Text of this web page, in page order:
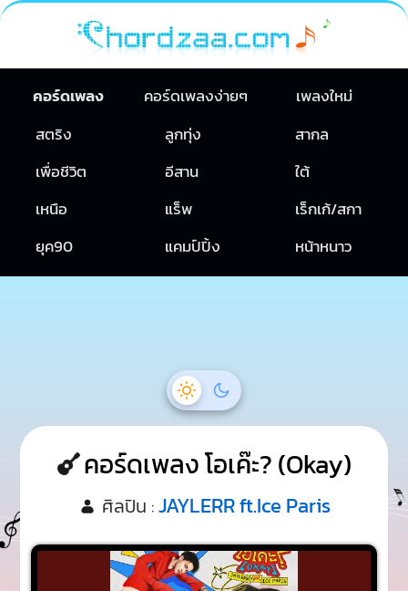
คอร์ดเพลง คอร์ดเพลงง่ายๆ
เพลงใหม่
สตริง
ลูกทุ่ง
สากล
เพื่อชีวิต
อีสาน
ใต้
เหนือ
แร็พ
เร็กเก้/สกา
ยุค90
แคมป์ปิ้ง หน้าหนาว
คอร์ดเพลง โอเค๊ะ? (Okay)
ศิลปิน :JAYLERR ft.Ice Paris